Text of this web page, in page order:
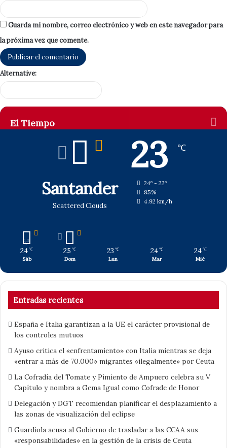
Guarda mi nombre, correo electrónico y web en este navegador para
la próxima vez que comente.
Alternative:
El Tiempo
Santander
Scattered Clouds
23 ℃
24º - 22º
85%
4.92 km/h
24 ℃
Sáb
25 ℃
Dom
23 ℃
Lun
24 ℃
Mar
24 ℃
Mié
Entradas recientes
España e Italia garantizan a la UE el carácter provisional de
los controles mutuos
Ayuso critica el «enfrentamiento» con Italia mientras se deja
«entrar a más de 70.000» migrantes «ilegalmente» por Ceuta
La Cofradía del Tomate y Pimiento de Ampuero celebra su V
Capítulo y nombra a Gema Igual como Cofrade de Honor
Delegación y DGT recomiendan planificar el desplazamiento a
las zonas de visualización del eclipse
Guardiola acusa al Gobierno de trasladar a las CCAA sus
«responsabilidades» en la gestión de la crisis de Ceuta